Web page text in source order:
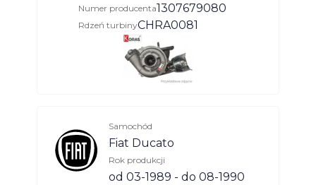
Numer producenta1307679080
Rdzeń turbinyCHRA0081
Samochód
Fiat Ducato
Rok produkcji
od 03-1989 - do 08-1990